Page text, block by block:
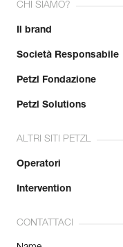
CHI SIAMO?
Il brand
Società Responsabile
Petzl Fondazione
Petzl Solutions
ALTRI SITI PETZL
Operatori
Intervention
CONTATTACI